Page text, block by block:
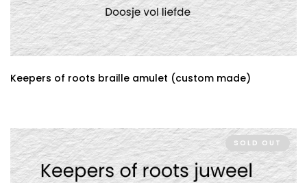
Keepers of roots braille amulet (custom made)
SOLD OUT